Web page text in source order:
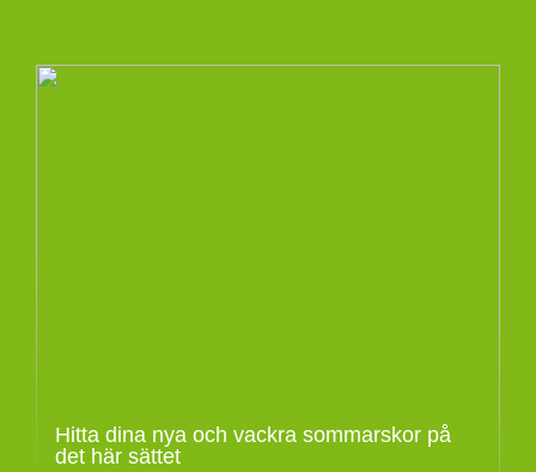
Hitta dina nya och vackra sommarskor på
det här sättet